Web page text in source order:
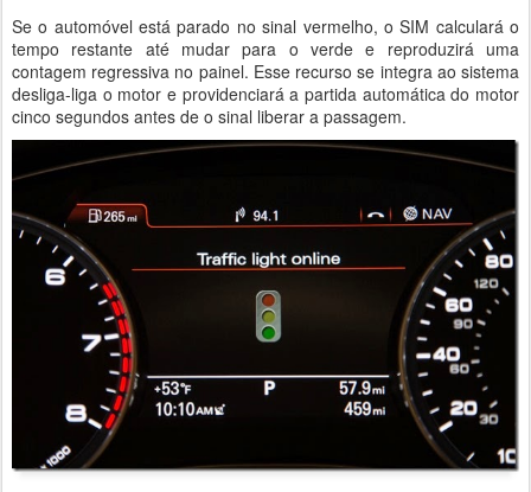
Se o automóvel está parado no sinal vermelho, o SIM calculará o
tempo restante até mudar para o verde e reproduzirá uma
contagem regressiva no painel. Esse recurso se integra ao sistema
desliga-liga o motor e providenciará a partida automática do motor
cinco segundos antes de o sinal liberar a passagem.